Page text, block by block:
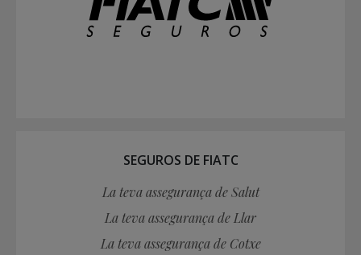
SEGUROS DE FIATC
La teva assegurança de Salut
La teva assegurança de Llar
La teva assegurança de Cotxe